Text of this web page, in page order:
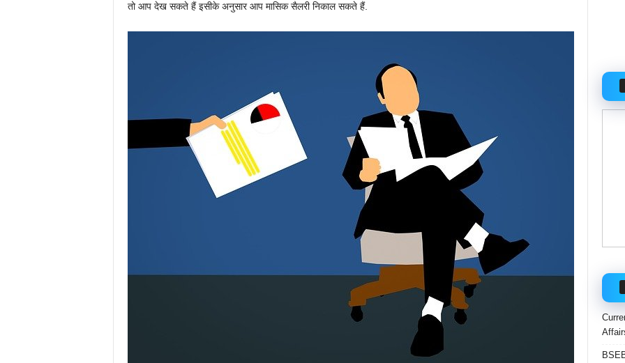
तो आप देख सकते हैं इसीके अनुसार आप मासिक सैलरी निकाल सकते हैं.